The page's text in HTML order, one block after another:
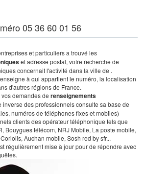
05 36 60 01 56
et particuliers a trouvé les
et adresse postal, votre recherche de
concernait l'activité dans la ville de .
à qui appartient le numéro, la localisation
d'autres régions de France.
demandes de renseignements
inverse des professionnels consulte sa base de
numéros de téléphones fixes et mobiles)
clients des opérateur téléphonique tels que
Bouygues télécom, NRJ Mobile, La poste mobile,
Auchan mobile, Sosh red by sfr...
régulièrement mise à jour pour de répondre avec